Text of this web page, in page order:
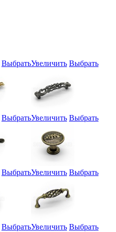
ВыбратьУвеличить Выбрать
ВыбратьУвеличить Выбрать
ВыбратьУвеличить Выбрать
ВыбратьУвеличить Выбрать